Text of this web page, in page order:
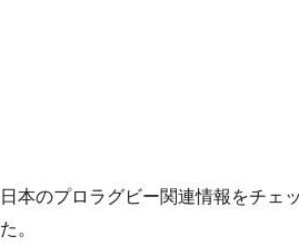
日本のプロラグビー関連情報をチェ
た。